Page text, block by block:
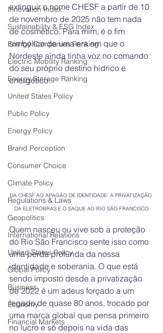
Innovation Index
Sustainability & ESG Index
Energy Companies Ranking
Electric Mobility Ranking
Energy Storage Ranking
United States Policy
Public Policy
Energy Policy
Brand Perception
Consumer Choice
Climate Policy
Regulations & Laws
Geopolitics
International Relations
United States Policy
Global Policy
Business
Economy
Financial Markets
extinguir o nome CHESF a partir de 10
de novembro de 2025 não tem nada
de cosmético. Para mim, é o fim
simbólico de uma era em que o
Nordeste ainda tinha voz no comando
do seu próprio destino hídrico e
energético.
DA CHESF AO APAGÃO DE IDENTIDADE: A PRIVATIZAÇÃO
DA ELETROBRAS E O SAQUE AO RIO SÃO FRANCISCO
Quem nasceu ou vive sob a proteção
do Rio São Francisco sente isso como
uma perda profunda da nossa
identidade e soberania. O que está
sendo imposto desde a privatização
de 2022 é um adeus forçado a um
legado de quase 80 anos, trocado por
uma marca global que pensa primeiro
no lucro e só depois na vida das